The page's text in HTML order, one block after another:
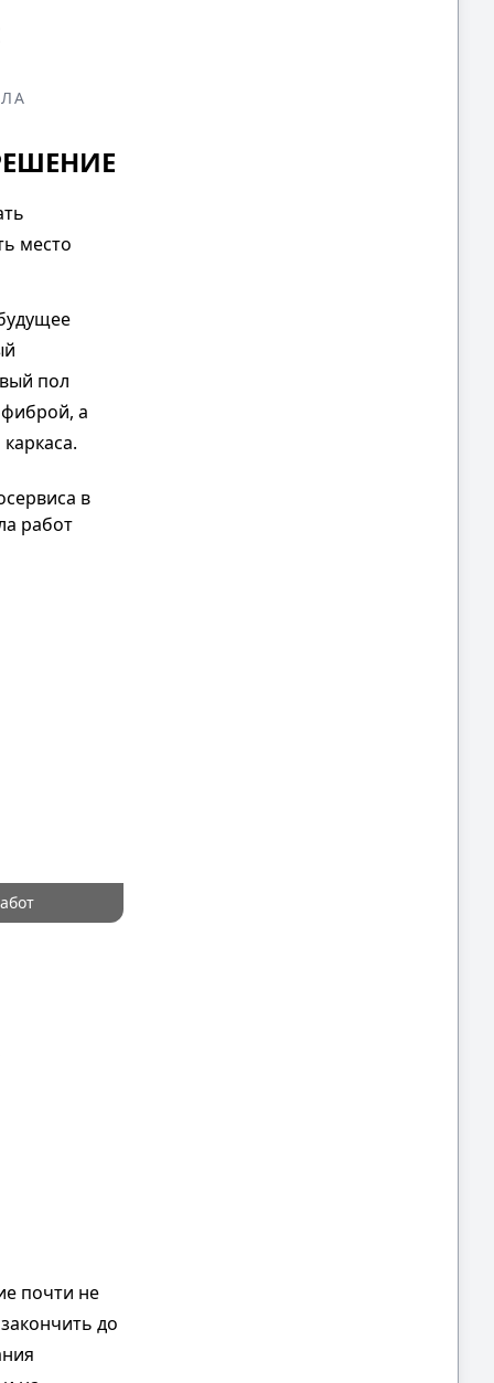
место
пол
а
почти не
до